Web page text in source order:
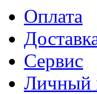
Оплата
Сервис
Личный